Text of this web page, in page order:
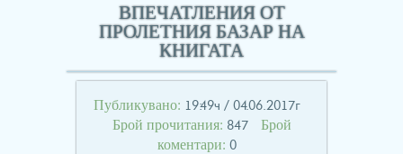
ВПЕЧАТЛЕНИЯ ОТ
ПРОЛЕТНИЯ БАЗАР НА
КНИГАТА
Публикувано: 19:49ч / 04.06.2017г
Брой прочитания: 847
Брой
коментари: 0